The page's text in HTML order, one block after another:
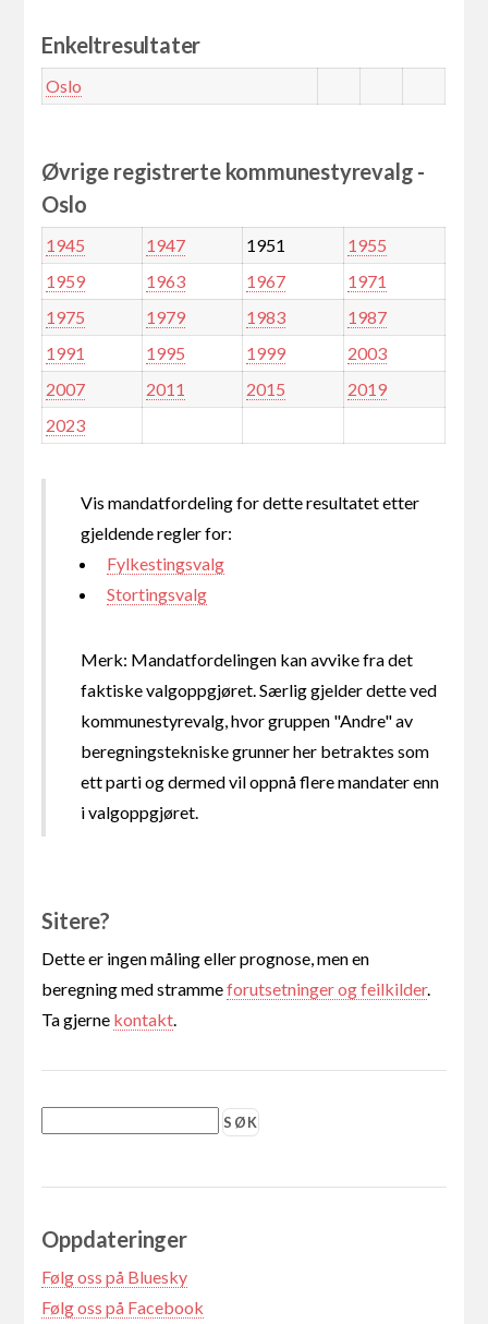
Enkeltresultater
Oslo
Øvrige registrerte kommunestyrevalg -
Oslo
1945 1947 1951
1955
1959
1963 1967
1971
1975
1979 1983
1987
1991
1995 1999
2003
2007
2011 2015
2019
2023
Vis mandatfordeling for dette resultatet etter
gjeldende regler for:
Fylkestingsvalg
Stortingsvalg
Merk: Mandatfordelingen kan avvike fra det
faktiske valgoppgjøret. Særlig gjelder dette ved
kommunestyrevalg, hvor gruppen "Andre" av
beregningstekniske grunner her betraktes som
ett parti og dermed vil oppnå flere mandater enn
i valgoppgjøret.
Sitere?
Dette er ingen måling eller prognose, men en
beregning med strammeforutsetninger og feilkilder.
Ta gjerne kontakt.
Oppdateringer
Følg oss på Bluesky
Følg oss på Facebook